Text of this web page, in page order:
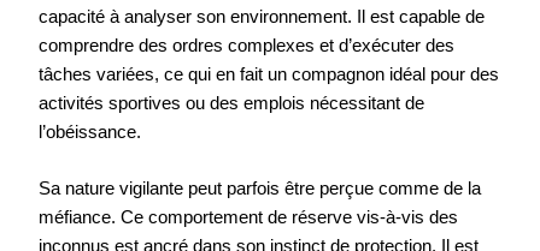
capacité à analyser son environnement. Il est capable de
comprendre des ordres complexes et d’exécuter des
tâches variées, ce qui en fait un compagnon idéal pour des
activités sportives ou des emplois nécessitant de
l’obéissance.
Sa nature vigilante peut parfois être perçue comme de la
méfiance. Ce comportement de réserve vis-à-vis des
inconnus est ancré dans son instinct de protection. Il est